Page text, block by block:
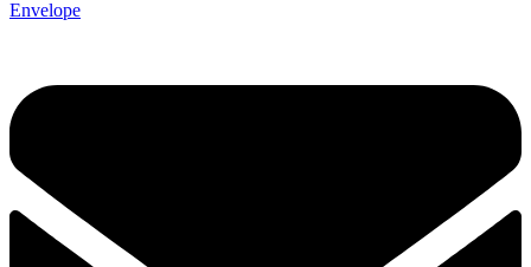
Envelope